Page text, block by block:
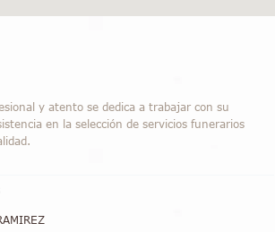
y atento se dedica a trabajar con su
en la selección de servicios funerarios